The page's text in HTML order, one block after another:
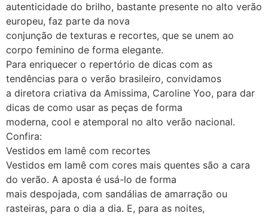
autenticidade do brilho, bastante presente no alto verão
europeu, faz parte da nova
conjunção de texturas e recortes, que se unem ao
corpo feminino de forma elegante.
Para enriquecer o repertório de dicas com as
tendências para o verão brasileiro, convidamos
a diretora criativa da Amissima, Caroline Yoo, para dar
dicas de como usar as peças de forma
moderna, cool e atemporal no alto verão nacional.
Confira:
Vestidos em lamê com recortes
Vestidos em lamê com cores mais quentes são a cara
do verão. A aposta é usá-lo de forma
mais despojada, com sandálias de amarração ou
rasteiras, para o dia a dia. E, para as noites,